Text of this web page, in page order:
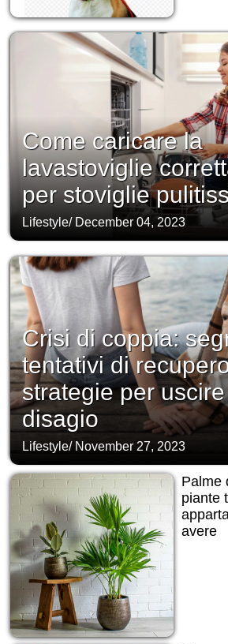
Come caricare la
lavastoviglie
per stoviglie
Lifestyle/ December 04, 2023
Crisi di coppia:
tentativi di
strategie per
disagio
Lifestyle/ November 27, 2023
Palme
piante
avere